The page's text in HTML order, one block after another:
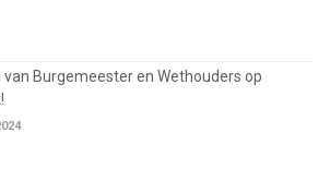
van Burgemeester en Wethouders op